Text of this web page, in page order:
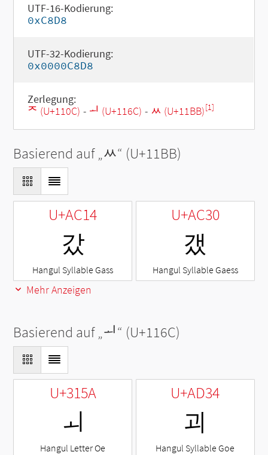
UTF-16-Kodierung:
0xC8D8
UTF-32-Kodierung:
0x0000C8D8
Zerlegung:
ᄌ (U+110C) - ᅬ (U+116C) - ᆻ (U+11BB)[1]
Basierend auf „ᆻ“ (U+11BB)
U+AC14
갔
Hangul Syllable Gass
U+AC30
갰
Hangul Syllable Gaess
Mehr Anzeigen
Basierend auf „ᅬ“ (U+116C)
U+315A
ㅚ
Hangul Letter Oe
U+AD34
괴
Hangul Syllable Goe